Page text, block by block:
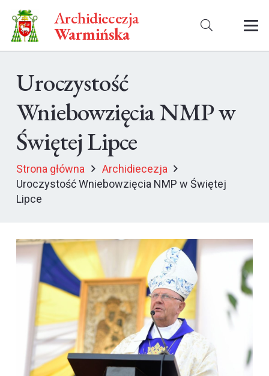
Archidiecezja
Warmińska
Uroczystość
Wniebowzięcia NMP w
Świętej Lipce
Strona główna
Archidiecezja
Uroczystość Wniebowzięcia NMP w Świętej
Lipce